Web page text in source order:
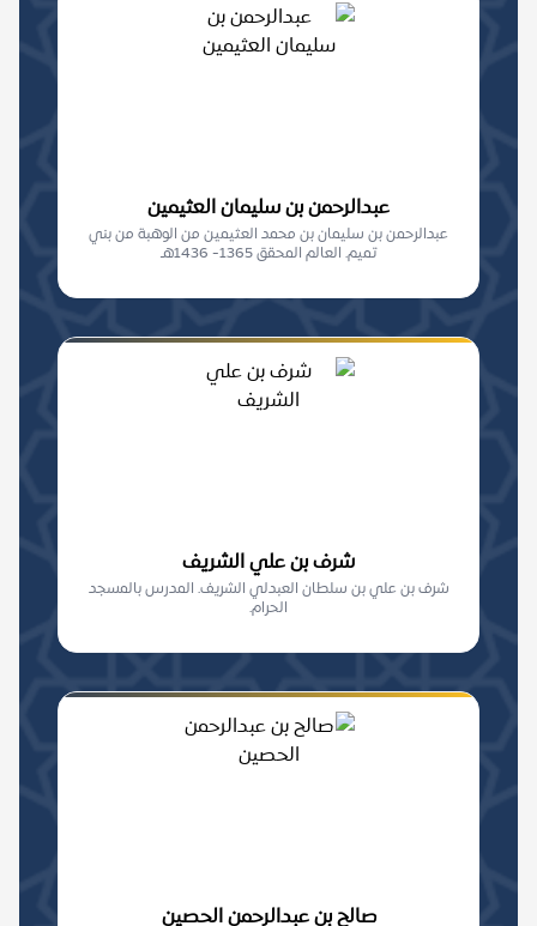
عبدالرحمن بن سليمان العثيمين
عبدالرحمن بن سليمان بن محمد العثيمين من الوهبة من بني
تميم. العالم المحقق 1365- 1436هـ
شرف بن علي الشريف
شرف بن علي بن سلطان العبدلي الشريف. المدرس بالمسجد
الحرام.
صالح بن عبدالرحمن الحصين